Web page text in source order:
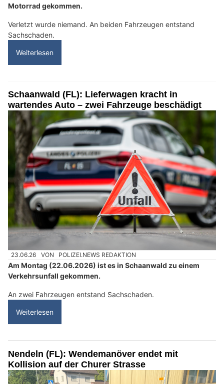
Motorrad gekommen.
Verletzt wurde niemand. An beiden Fahrzeugen entstand
Sachschaden.
Weiterlesen
Schaanwald (FL): Lieferwagen kracht in
wartendes Auto – zwei Fahrzeuge beschädigt
23.06.26 VON POLIZEI.NEWS REDAKTION
Am Montag (22.06.2026) ist es in Schaanwald zu einem
Verkehrsunfall gekommen.
An zwei Fahrzeugen entstand Sachschaden.
Weiterlesen
Nendeln (FL): Wendemanöver endet mit
Kollision auf der Churer Strasse